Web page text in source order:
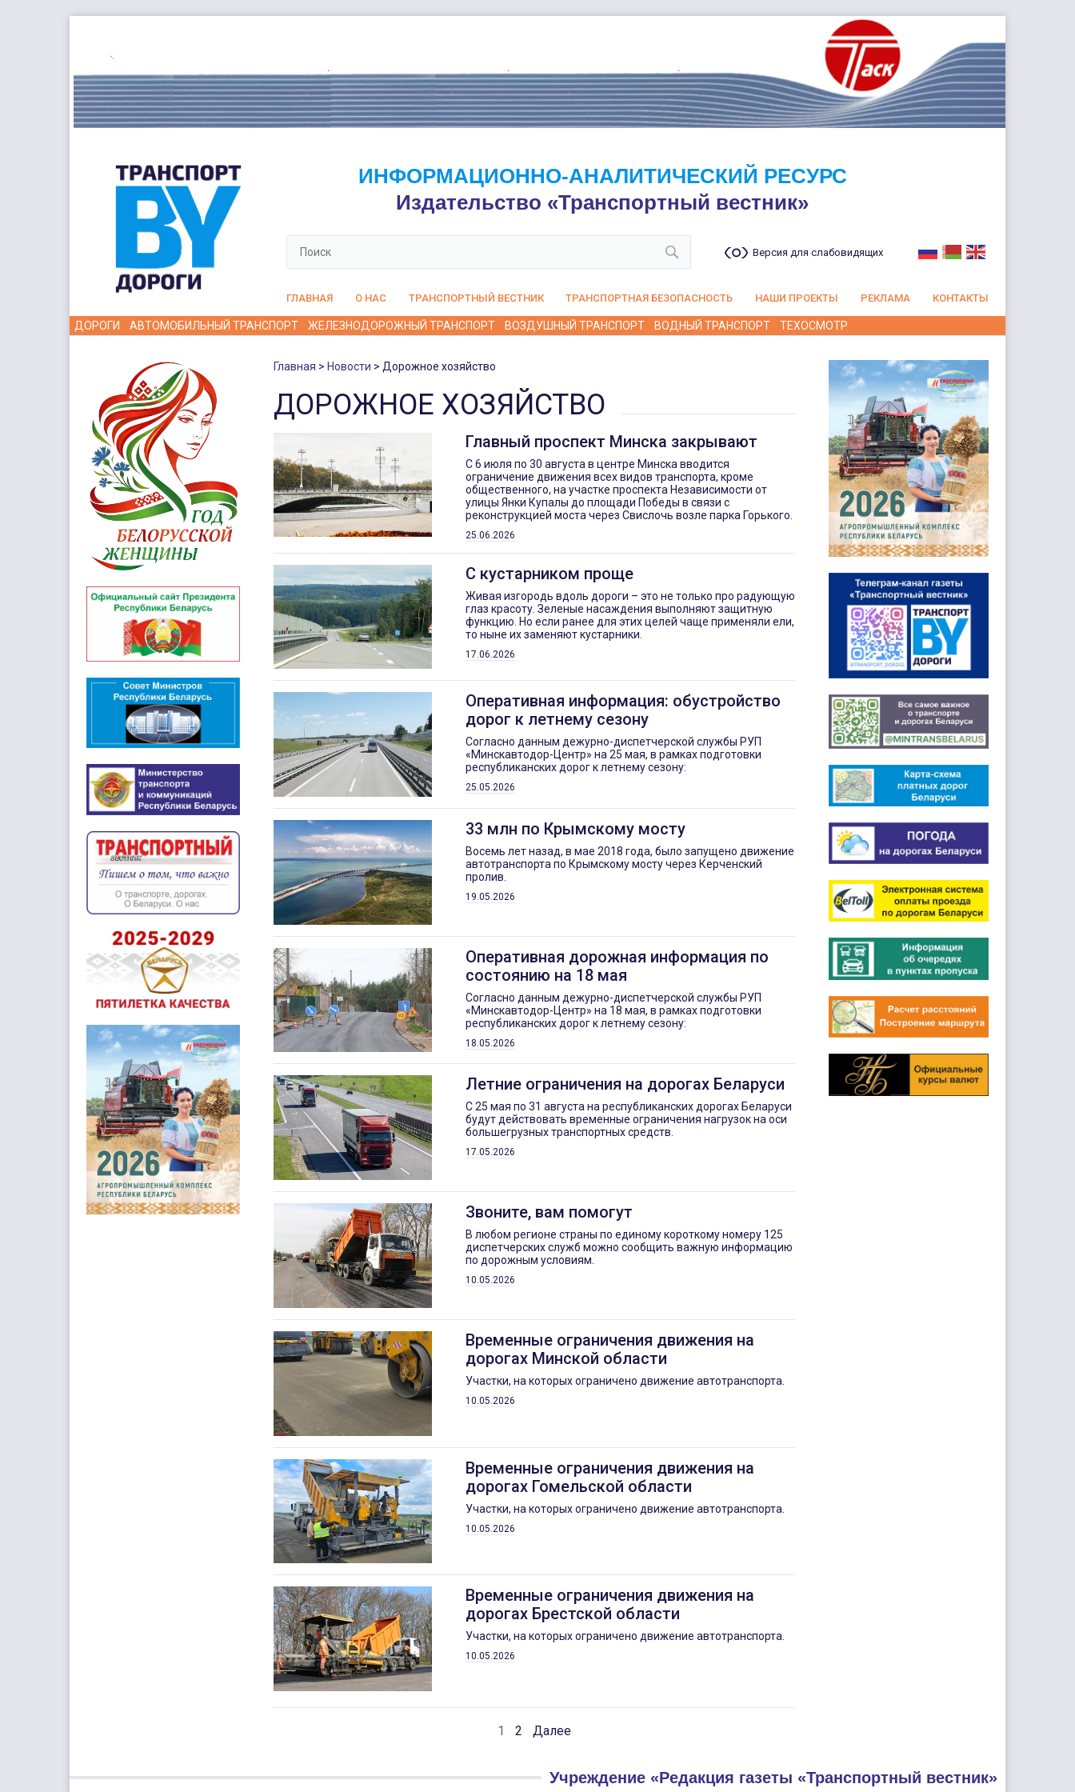
ИНФОРМАЦИОННО-АНАЛИТИЧЕСКИЙ РЕСУРС
Издательство «Транспортный вестник»
Версия для слабовидящих
ГЛАВНАЯ О НАС ТРАНСПОРТНЫЙ ВЕСТНИК ТРАНСПОРТНАЯ БЕЗОПАСНОСТЬ НАШИ ПРОЕКТЫ РЕКЛАМА КОНТАКТЫ
ДОРОГИ АВТОМОБИЛЬНЫЙ ТРАНСПОРТ ЖЕЛЕЗНОДОРОЖНЫЙ ТРАНСПОРТ ВОЗДУШНЫЙ ТРАНСПОРТ ВОДНЫЙ ТРАНСПОРТ ТЕХОСМОТР
Главная Новости Дорожное хозяйство
ДОРОЖНОЕ ХОЗЯЙСТВО
Главный проспект Минска закрывают
С 6 июля по 30 августа в центре Минска вводится
ограничение движения всех видов транспорта, кроме
общественного, на участке проспекта Независимости от
улицы Янки Купалы до площади Победы в связи с
реконструкцией моста через Свислочь возле парка Горького.
25.06.2026
С кустарником проще
Живая изгородь вдоль дороги – это не только про радующую
глаз красоту. Зеленые насаждения выполняют защитную
функцию. Но если ранее для этих целей чаще применяли ели,
то ныне их заменяют кустарники.
17.06.2026
Оперативная информация: обустройство
дорог к летнему сезону
Согласно данным дежурно-диспетчерской службы РУП
«Минскавтодор-Центр» на 25 мая, в рамках подготовки
республиканских дорог к летнему сезону:
25.05.2026
33 млн по Крымскому мосту
Восемь лет назад, в мае 2018 года, было запущено движение
автотранспорта по Крымскому мосту через Керченский
пролив.
19.05.2026
Оперативная дорожная информация по
состоянию на 18 мая
Согласно данным дежурно-диспетчерской службы РУП
«Минскавтодор-Центр» на 18 мая, в рамках подготовки
республиканских дорог к летнему сезону:
18.05.2026
Летние ограничения на дорогах Беларуси
С 25 мая по 31 августа на республиканских дорогах Беларуси
будут действовать временные ограничения нагрузок на оси
большегрузных транспортных средств.
17.05.2026
Звоните, вам помогут
В любом регионе страны по единому короткому номеру 125
диспетчерских служб можно сообщить важную информацию
по дорожным условиям.
10.05.2026
Временные ограничения движения на
дорогах Минской области
Участки, на которых ограничено движение автотранспорта.
10.05.2026
Временные ограничения движения на
дорогах Гомельской области
Участки, на которых ограничено движение автотранспорта.
10.05.2026
Временные ограничения движения на
дорогах Брестской области
Участки, на которых ограничено движение автотранспорта.
10.05.2026
1 2 Далее
Учреждение «Редакция газеты «Транспортный вестник»